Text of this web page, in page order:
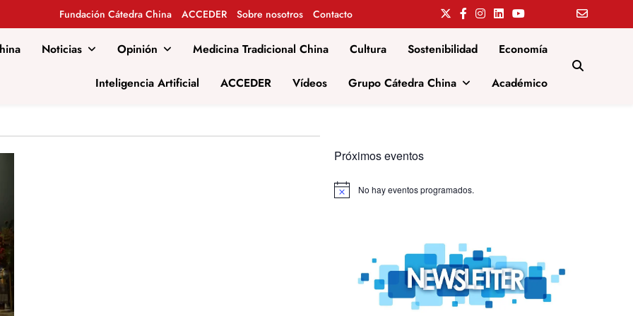
Fundación Cátedra China ACCEDER Sobre nosotros Contacto
Noticias Opinión Medicina Tradicional China Cultura Sostenibilidad Economía
Inteligencia Artificial ACCEDER Vídeos Grupo Cátedra China Académico
Próximos eventos
Aviso No hay eventos programados.